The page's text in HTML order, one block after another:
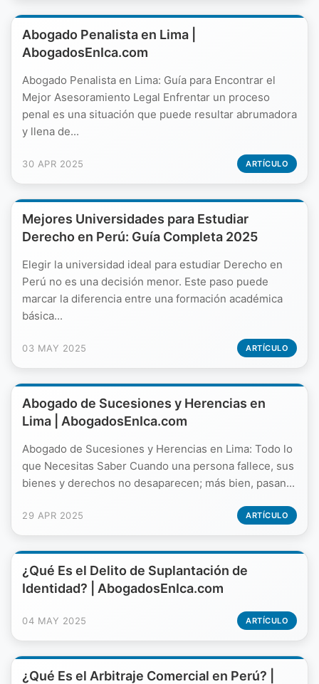
Abogado Penalista en Lima |
AbogadosEnIca.com
Abogado Penalista en Lima: Guía para Encontrar el
Mejor Asesoramiento Legal Enfrentar un proceso
penal es una situación que puede resultar abrumadora
y llena de...
30 APR 2025 ARTÍCULO
Mejores Universidades para Estudiar
Derecho en Perú: Guía Completa 2025
Elegir la universidad ideal para estudiar Derecho en
Perú no es una decisión menor. Este paso puede
marcar la diferencia entre una formación académica
básica...
03 MAY 2025 ARTÍCULO
Abogado de Sucesiones y Herencias en
Lima | AbogadosEnIca.com
Abogado de Sucesiones y Herencias en Lima: Todo lo
que Necesitas Saber Cuando una persona fallece, sus
bienes y derechos no desaparecen; más bien, pasan...
29 APR 2025 ARTÍCULO
¿Qué Es el Delito de Suplantación de
Identidad? | AbogadosEnIca.com
04 MAY 2025 ARTÍCULO
¿Qué Es el Arbitraje Comercial en Perú? |